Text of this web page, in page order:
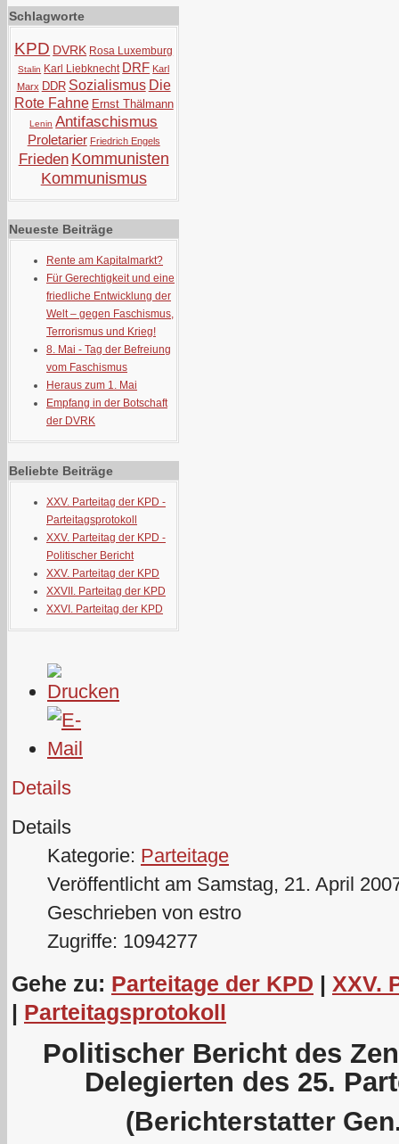
Schlagworte
KPD DVRK Rosa Luxemburg
Stalin Karl Liebknecht DRF Karl
Marx DDR Sozialismus Die
Rote Fahne Ernst Thälmann
Lenin Antifaschismus
Proletarier Friedrich Engels
Frieden Kommunisten
Kommunismus
Neueste Beiträge
Rente am Kapitalmarkt?
Für Gerechtigkeit und eine
friedliche Entwicklung der
Welt – gegen Faschismus,
Terrorismus und Krieg!
8. Mai - Tag der Befreiung
vom Faschismus
Heraus zum 1. Mai
Empfang in der Botschaft
der DVRK
Beliebte Beiträge
XXV. Parteitag der KPD -
Parteitagsprotokoll
XXV. Parteitag der KPD -
Politischer Bericht
XXV. Parteitag der KPD
XXVII. Parteitag der KPD
XXVI. Parteitag der KPD
Details
Details
Kategorie: Parteitage
Veröffentlicht am Samstag, 21. April
Geschrieben von estro
Zugriffe: 1094277
Gehe zu: Parteitage der KPD | XXV.
| Parteitagsprotokoll
Politischer Bericht des
Delegierten des 25.
(Berichterstatter